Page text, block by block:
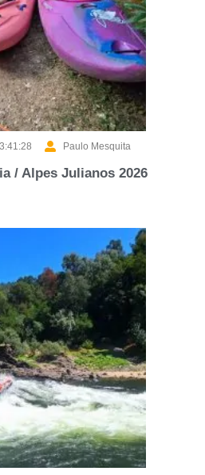
Paulo Mesquita
/ Alpes Julianos 2026